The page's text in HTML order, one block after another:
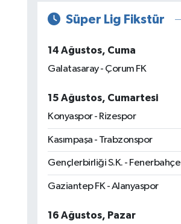
Süper Lig Fikstür
14 Ağustos, Cuma
Galatasaray - Çorum FK
15 Ağustos, Cumartesi
Konyaspor - Rizespor
Kasımpaşa - Trabzonspor
Gençlerbirliği S.K. - Fenerbahçe
Gaziantep FK - Alanyaspor
16 Ağustos, Pazar